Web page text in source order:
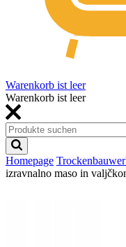
Warenkorb ist leer
Warenkorb ist leer
Homepage
izravnalno maso in